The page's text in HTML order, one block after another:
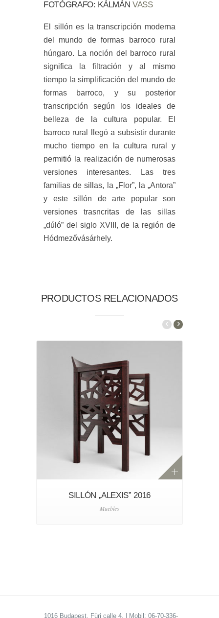
FOTÓGRAFO: KÁLMÁN VASS
El sillón es la transcripción moderna
del mundo de formas barroco rural
húngaro. La noción del barroco rural
significa la filtración y al mismo
tiempo la simplificación del mundo de
formas barroco, y su posterior
transcripción según los ideales de
belleza de la cultura popular. El
barroco rural llegó a subsistir durante
mucho tiempo en la cultura rural y
permitió la realización de numerosas
versiones interesantes. Las tres
familias de sillas, la „Flor”, la „Antora”
y este sillón de arte popular son
versiones trasncritas de las sillas
„dúló” del siglo XVIII, de la región de
Hódmezővásárhely.
PRODUCTOS RELACIONADOS
SILLÓN „ALEXIS” 2016
Muebles
1016 Budapest, Fürj calle 4. | Mobil: 06-70-336-